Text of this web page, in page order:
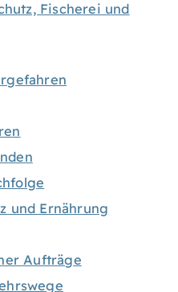
Fischerei und
und Ernährung
Aufträge